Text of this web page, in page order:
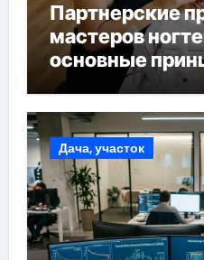
Партнерские
мастеров
основные
форматы
Дача, участок